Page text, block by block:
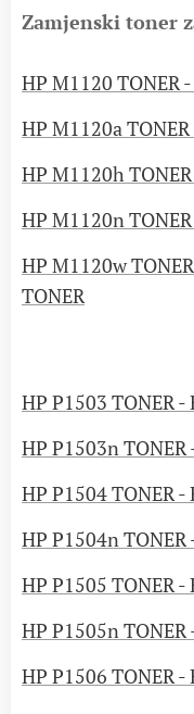
Zamjenski toner
HP M1120 TONER
HP M1120a
HP M1120h
HP M1120n
HP M1120w
TONER
HP P1503 TONER
HP P1503n
HP P1504 TONER
HP P1504n
HP P1505 TONER
HP P1505n
HP P1506 TONER